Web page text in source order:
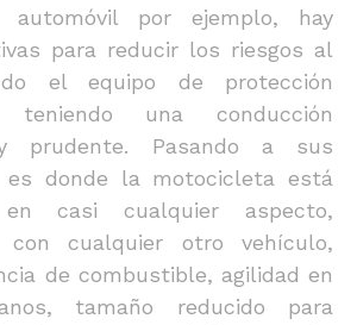
por ejemplo, hay
para reducir los riesgos al
el equipo de protección
una conducción
prudente. Pasando a sus
es donde la motocicleta está
casi cualquier aspecto,
con cualquier otro vehículo,
de combustible, agilidad en
tamaño reducido para